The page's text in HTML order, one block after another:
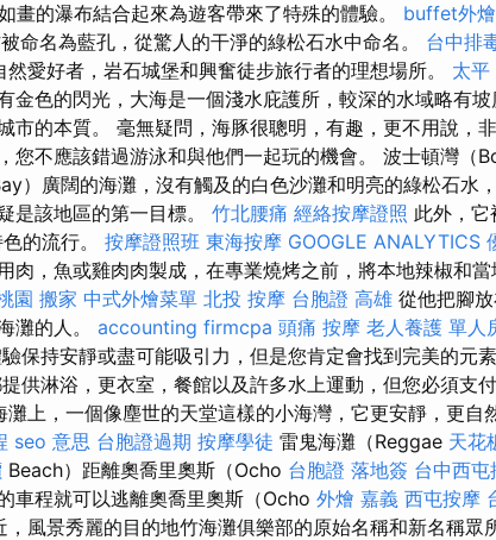
畫的瀑布結合起來為遊客帶來了特殊的體驗。 buffet外
命名為藍孔，從驚人的干淨的綠松石水中命名。 台中排
然愛好者，岩石城堡和興奮徒步旅行者的理想場所。 太平
金色的閃光，大海是一個淺水庇護所，較深的水域略有
市的本質。 毫無疑問，海豚很聰明，有趣，更不用說，
您不應該錯過游泳和與他們一起玩的機會。 波士頓灣（
）廣闊的海灘，沒有觸及的白色沙灘和明亮的綠松石水
是該地區的第一目標。 竹北腰痛 經絡按摩證照 此外，它
的流行。 按摩證照班 東海按摩 GOOGLE ANALYTICS
肉，魚或雞肉肉製成，在專業燒烤之前，將本地辣椒和
園 搬家 中式外燴菜單 北投 按摩 台胞證 高雄 從他把腳
灘的人。 accounting firmcpa 頭痛 按摩 老人養護 單人
保持安靜或盡可能吸引力，但是您肯定會找到完美的元
供淋浴，更衣室，餐館以及許多水上運動，但您必須支
灘上，一個像塵世的天堂這樣的小海灣，它更安靜，更自
seo 意思 台胞證過期 按摩學徒 雷鬼海灘（Reggae 天花
Beach）距離奧喬里奧斯（Ocho 台胞證 落地簽 台中西屯
車程就可以逃離奧喬里奧斯（Ocho 外燴 嘉義 西屯按摩
，風景秀麗的目的地竹海灘俱樂部的原始名稱和新名稱眾